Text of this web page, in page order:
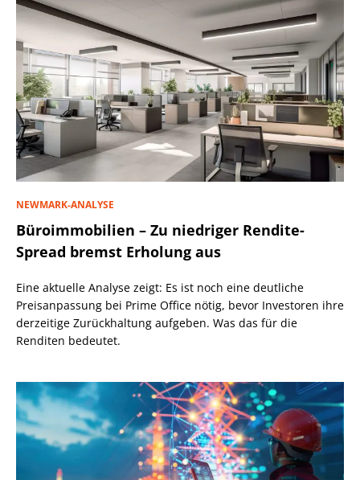
NEWMARK-ANALYSE
Büroimmobilien – Zu niedriger Rendite-
Spread bremst Erholung aus
Eine aktuelle Analyse zeigt: Es ist noch eine deutliche
Preisanpassung bei Prime Office nötig, bevor Investoren ihre
derzeitige Zurückhaltung aufgeben. Was das für die
Renditen bedeutet.